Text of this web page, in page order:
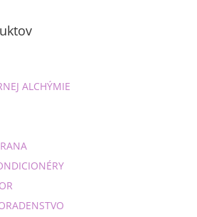
ALCHÝMIE